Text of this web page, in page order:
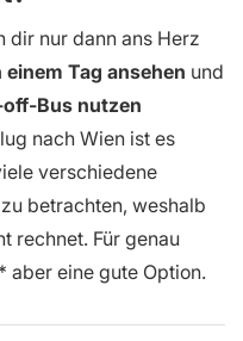
dir nur dann ans Herz
einem Tag ansehen und
Bus nutzen
nach Wien ist es
verschiedene
betrachten, weshalb
rechnet. Für genau
aber eine gute Option.